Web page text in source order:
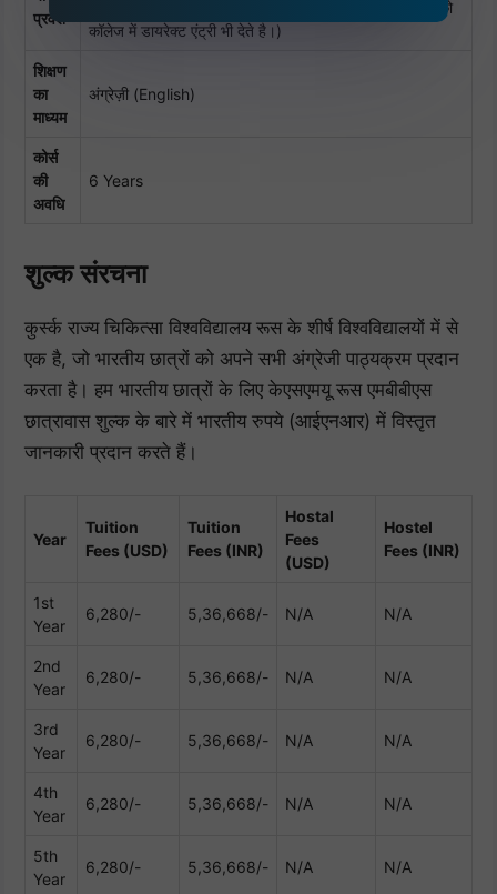
प्रवेश
(कुछ मेडिकल इंस्टिट्यूट नीट एंट्रेंस क्लियर करने वाले उमीदवारो को
कॉलेज में डायरेक्ट एंट्री भी देते है।)
शिक्षण
का
माध्यम
अंग्रेज़ी (English)
कोर्स
की
अवधि
6 Years
शुल्क संरचना
कुर्स्क राज्य चिकित्सा विश्वविद्यालय रूस के शीर्ष विश्वविद्यालयों में से
एक है, जो भारतीय छात्रों को अपने सभी अंग्रेजी पाठ्यक्रम प्रदान
करता है। हम भारतीय छात्रों के लिए केएसएमयू रूस एमबीबीएस
छात्रावास शुल्क के बारे में भारतीय रुपये (आईएनआर) में विस्तृत
जानकारी प्रदान करते हैं।
Year
Tuition
Fees (USD)
Tuition
Fees (INR)
Hostal
Fees
(USD)
Hostel
Fees (INR)
1st
Year
6,280/- 5,36,668/- N/A N/A
2nd
Year
6,280/- 5,36,668/- N/A N/A
3rd
Year
6,280/- 5,36,668/- N/A N/A
4th
Year
6,280/- 5,36,668/- N/A N/A
5th
Year
6,280/- 5,36,668/- N/A N/A